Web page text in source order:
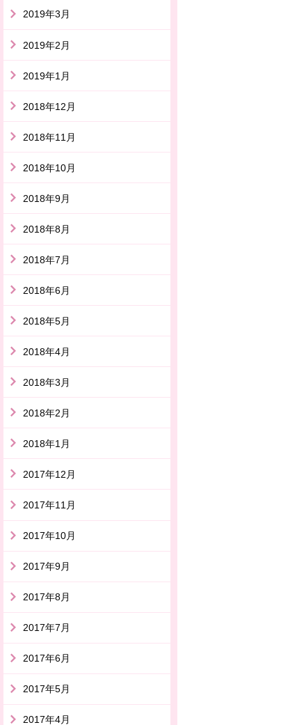
2019年3月
2019年2月
2019年1月
2018年12月
2018年11月
2018年10月
2018年9月
2018年8月
2018年7月
2018年6月
2018年5月
2018年4月
2018年3月
2018年2月
2018年1月
2017年12月
2017年11月
2017年10月
2017年9月
2017年8月
2017年7月
2017年6月
2017年5月
2017年4月